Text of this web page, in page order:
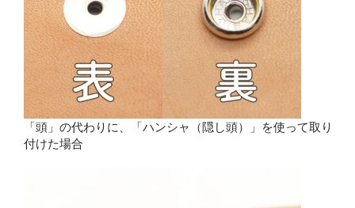
「頭」の代わりに、「ハンシャ（隠し頭）」を使って取り
付けた場合